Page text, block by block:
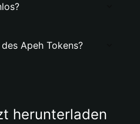
Apeh Tokens?
herunterladen